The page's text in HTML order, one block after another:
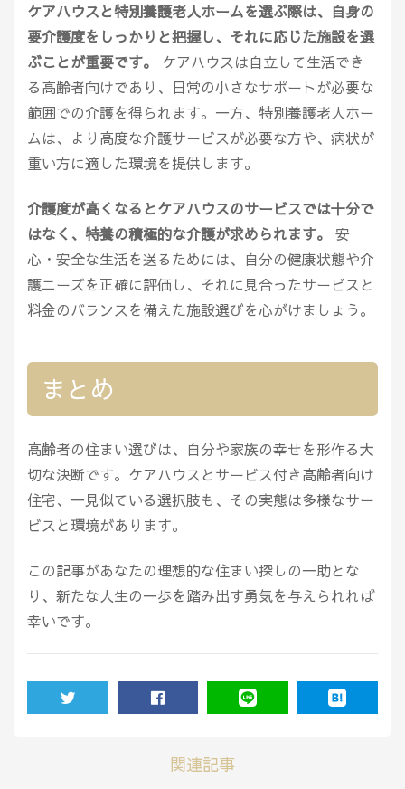
ケアハウスと特別養護老人ホームを選ぶ際は、自身の
要介護度をしっかりと把握し、それに応じた施設を選
ぶことが重要です。
ケアハウスは自立して生活でき
る高齢者向けであり、日常の小さなサポートが必要な
範囲での介護を得られます。一方、特別養護老人ホー
ムは、より高度な介護サービスが必要な方や、病状が
重い方に適した環境を提供します。
介護度が高くなるとケアハウスのサービスでは十分で
はなく、特養の積極的な介護が求められます。
安
心・安全な生活を送るためには、自分の健康状態や介
護ニーズを正確に評価し、それに見合ったサービスと
料金のバランスを備えた施設選びを心がけましょう。
まとめ
高齢者の住まい選びは、自分や家族の幸せを形作る大
切な決断です。ケアハウスとサービス付き高齢者向け
住宅、一見似ている選択肢も、その実態は多様なサー
ビスと環境があります。
この記事があなたの理想的な住まい探しの一助とな
り、新たな人生の一歩を踏み出す勇気を与えられれば
幸いです。
関連記事